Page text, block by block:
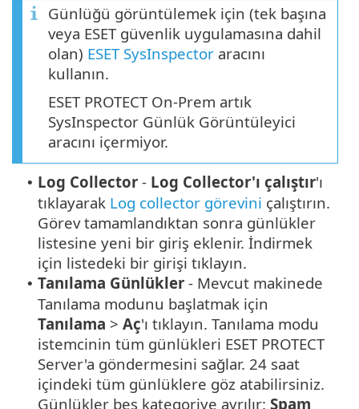
Günlüğü görüntülemek için (tek başına
veya ESET güvenlik uygulamasına dahil
olan) ESET SysInspector aracını
kullanın.
ESET PROTECT On-Prem artık
SysInspector Günlük Görüntüleyici
aracını içermiyor.
• Log Collector - Log Collector'ı çalıştır'ı
tıklayarak Log collector görevini çalıştırın.
Görev tamamlandıktan sonra günlükler
listesine yeni bir giriş eklenir. İndirmek
için listedeki bir girişi tıklayın.
• Tanılama Günlükler - Mevcut makinede
Tanılama modunu başlatmak için
Tanılama > Aç'ı tıklayın. Tanılama modu
istemcinin tüm günlükleri ESET PROTECT
Server'a göndermesini sağlar. 24 saat
içindeki tüm günlüklere göz atabilirsiniz.
Günlükler beş kategoriye ayrılır: Spam